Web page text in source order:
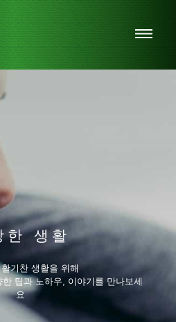
한 생활
기찬 생활을 위해
팁과 노하우, 이야기를 만나보세
요